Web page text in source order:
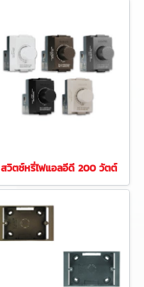
สวิตช์หรี่ไฟแอลอีดี 200 วัตต์